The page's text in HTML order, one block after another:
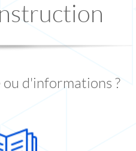
ou d'informations ?